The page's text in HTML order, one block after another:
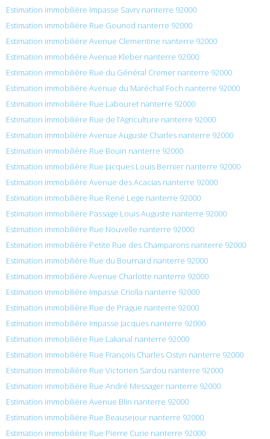
Estimation immobilière Impasse Savry nanterre 92000
Estimation immobilière Rue Gounod nanterre 92000
Estimation immobilière Avenue Clementine nanterre 92000
Estimation immobilière Avenue Kleber nanterre 92000
Estimation immobilière Rue du Général Cremer nanterre 92000
Estimation immobilière Avenue du Maréchal Foch nanterre 92000
Estimation immobilière Rue Labouret nanterre 92000
Estimation immobilière Rue de l’Agriculture nanterre 92000
Estimation immobilière Avenue Auguste Charles nanterre 92000
Estimation immobilière Rue Bouin nanterre 92000
Estimation immobilière Rue Jacques Louis Bernier nanterre 92000
Estimation immobilière Avenue des Acacias nanterre 92000
Estimation immobilière Rue René Lege nanterre 92000
Estimation immobilière Passage Louis Auguste nanterre 92000
Estimation immobilière Rue Nouvelle nanterre 92000
Estimation immobilière Petite Rue des Champarons nanterre 92000
Estimation immobilière Rue du Bournard nanterre 92000
Estimation immobilière Avenue Charlotte nanterre 92000
Estimation immobilière Impasse Criolla nanterre 92000
Estimation immobilière Rue de Prague nanterre 92000
Estimation immobilière Impasse Jacques nanterre 92000
Estimation immobilière Rue Lakanal nanterre 92000
Estimation immobilière Rue François Charles Ostyn nanterre 92000
Estimation immobilière Rue Victorien Sardou nanterre 92000
Estimation immobilière Rue André Messager nanterre 92000
Estimation immobilière Avenue Blin nanterre 92000
Estimation immobilière Rue Beausejour nanterre 92000
Estimation immobilière Rue Pierre Curie nanterre 92000